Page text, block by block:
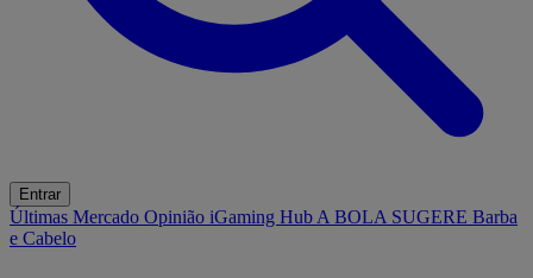
Entrar
Últimas Mercado Opinião iGaming Hub A BOLA SUGERE Barba
e Cabelo